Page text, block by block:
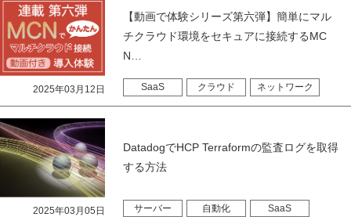
【動画で体験シリーズ第六弾】簡単にマル
チクラウド環境をセキュアに接続するMC
N…
SaaS クラウド ネットワーク
2025年03月12日
DatadogでHCP Terraformの監査ログを取得
する方法
サーバー 自動化 SaaS
2025年03月05日